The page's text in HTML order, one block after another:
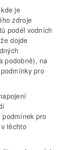
je
zdroje
podél vodních
dojde
podobně), na
pro
pro
těchto